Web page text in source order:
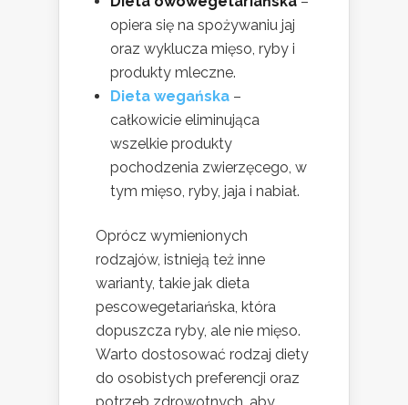
opiera się na spożywaniu jaj
oraz wyklucza mięso, ryby i
produkty mleczne.
Dieta wegańska –
całkowicie eliminująca
wszelkie produkty
pochodzenia zwierzęcego, w
tym mięso, ryby, jaja i nabiał.
Oprócz wymienionych
rodzajów, istnieją też inne
warianty, takie jak dieta
pescowegetariańska, która
dopuszcza ryby, ale nie mięso.
Warto dostosować rodzaj diety
do osobistych preferencji oraz